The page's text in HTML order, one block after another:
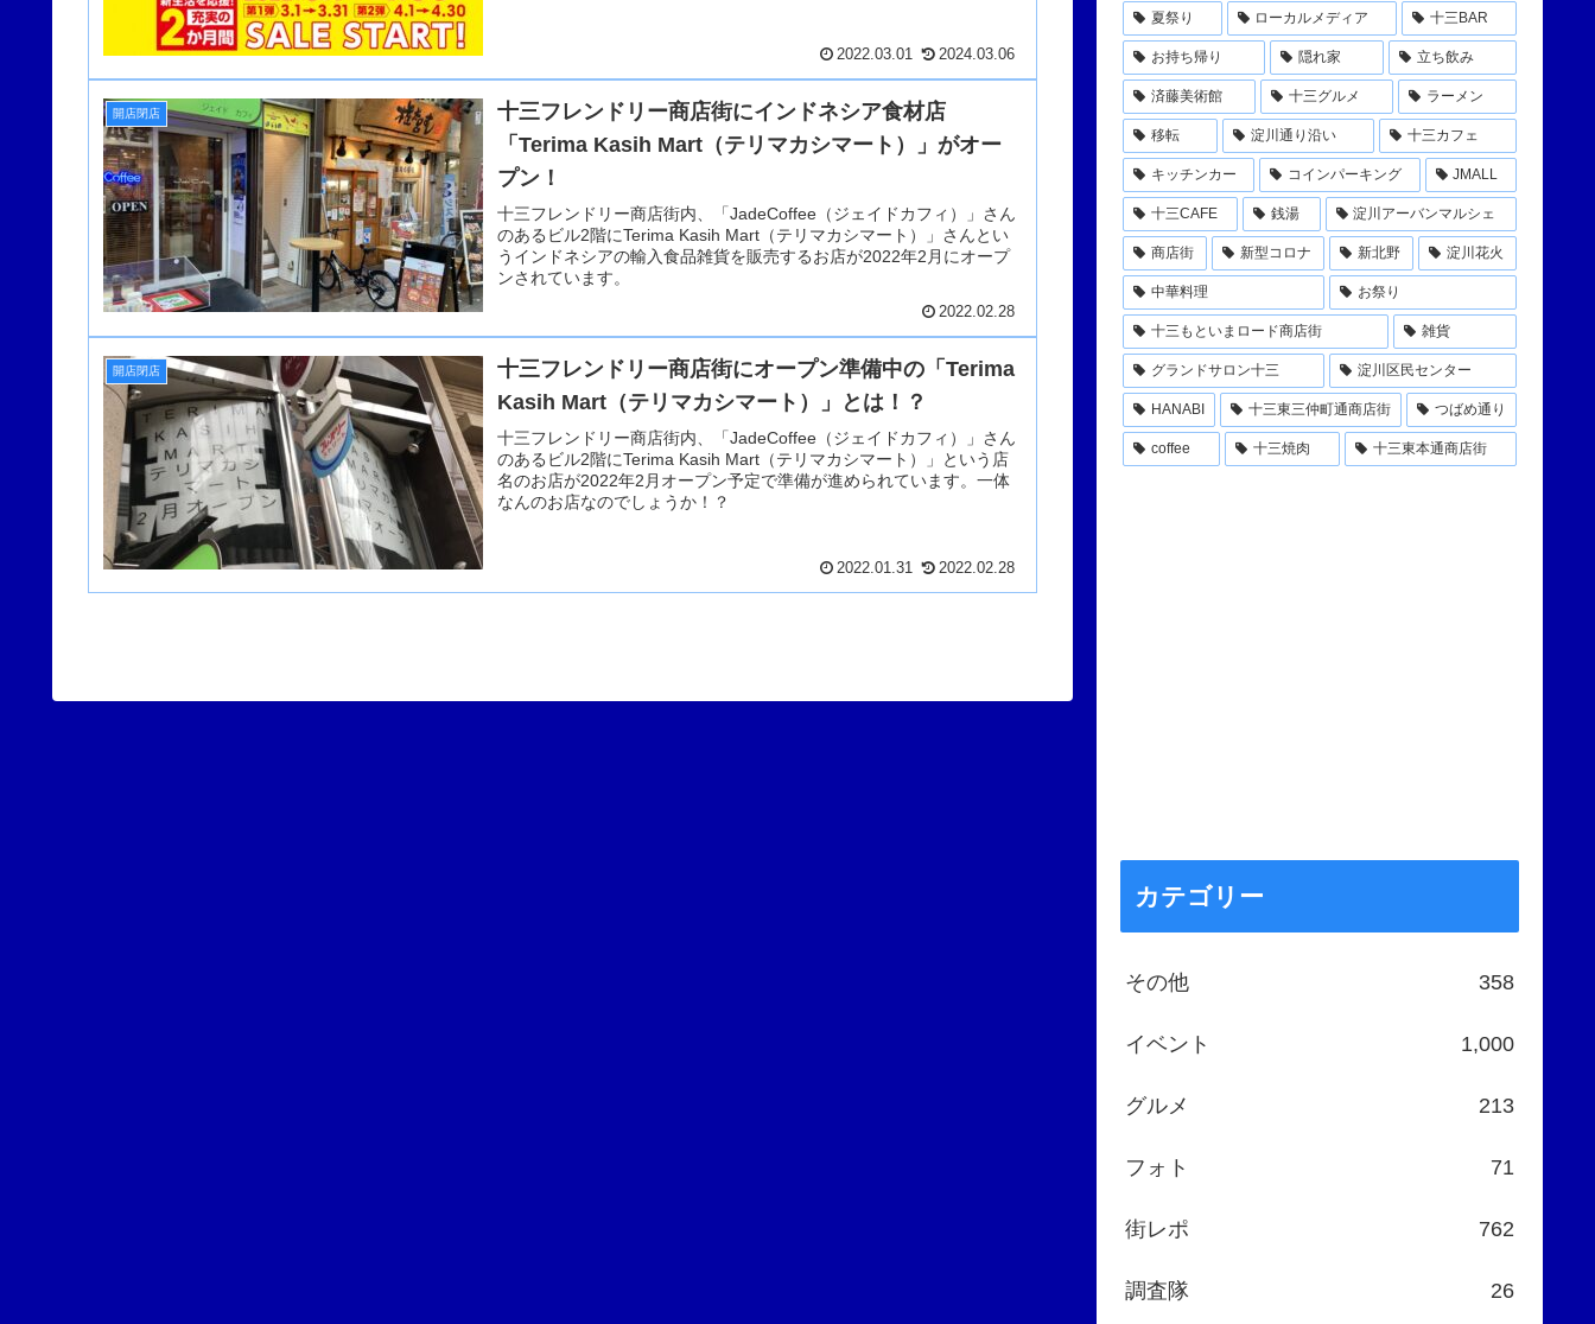
2022.03.01 2024.03.06
開店閉店
十三フレンドリー商店街にインドネシア食材店
「Terima Kasih Mart（テリマカシマート）」がオー
プン！
十三フレンドリー商店街内、「JadeCoffee（ジェイドカフィ）」さん
のあるビル2階にTerima Kasih Mart（テリマカシマート）」さんとい
うインドネシアの輸入食品雑貨を販売するお店が2022年2月にオープ
ンされています。
2022.02.28
開店閉店
十三フレンドリー商店街にオープン準備中の「Terima
Kasih Mart（テリマカシマート）」とは！？
十三フレンドリー商店街内、「JadeCoffee（ジェイドカフィ）」さん
のあるビル2階にTerima Kasih Mart（テリマカシマート）」という店
名のお店が2022年2月オープン予定で準備が進められています。一体
なんのお店なのでしょうか！？
2022.01.31 2022.02.28
夏祭り ローカルメディア 十三BAR
お持ち帰り 隠れ家 立ち飲み
済藤美術館 十三グルメ ラーメン
移転 淀川通り沿い 十三カフェ
キッチンカー コインパーキング JMALL
十三CAFE 銭湯 淀川アーバンマルシェ
商店街 新型コロナ 新北野 淀川花火
中華料理 お祭り
十三もといまロード商店街 雑貨
グランドサロン十三 淀川区民センター
HANABI 十三東三仲町通商店街 つばめ通り
coffee 十三焼肉 十三東本通商店街
カテゴリー
その他 358
イベント 1,000
グルメ 213
フォト 71
街レポ 762
調査隊 26